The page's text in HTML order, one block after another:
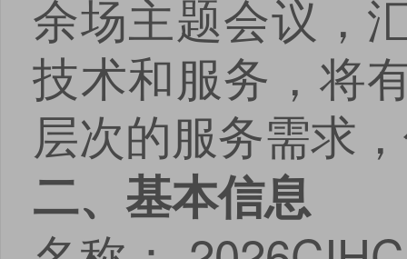
余场主题会议，
技术和服务，将
层次的服务需求
二、基本信息